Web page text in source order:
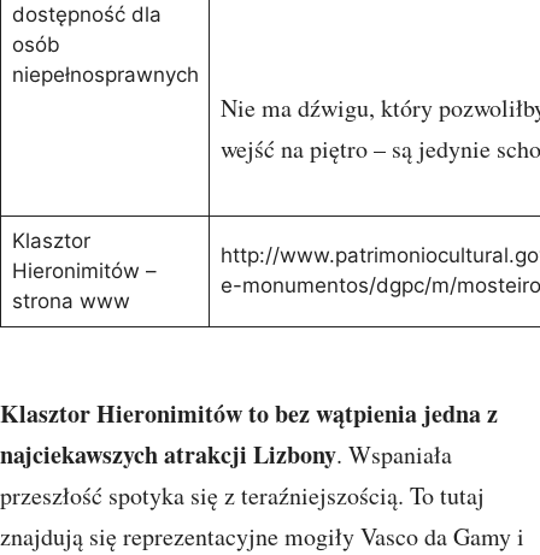
dostępność dla
osób
niepełnosprawnych
Nie ma dźwigu, który
wejść na piętro – są jedynie
Klasztor
Hieronimitów –
strona www
http://
e-monumentos/dgpc/m/
Klasztor Hieronimitów to bez wątpienia jedna z
najciekawszych atrakcji Lizbony. Wspaniała
przeszłość spotyka się z teraźniejszością. To tutaj
znajdują się reprezentacyjne mogiły Vasco da Gamy i